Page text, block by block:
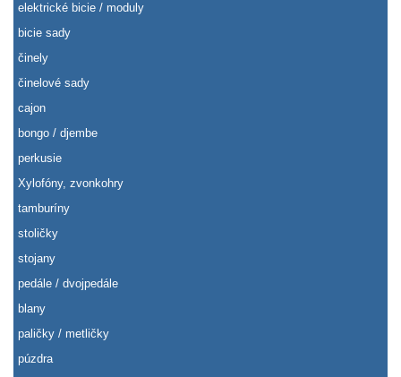
elektrické bicie / moduly
bicie sady
činely
činelové sady
cajon
bongo / djembe
perkusie
Xylofóny, zvonkohry
tamburíny
stoličky
stojany
pedále / dvojpedále
blany
paličky / metličky
púzdra